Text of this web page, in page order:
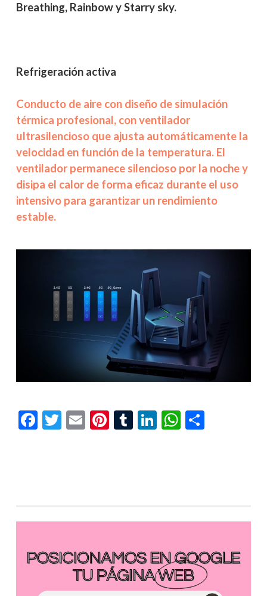
Breathing, Rainbow y Starry sky.
Refrigeración activa
Conducto de aire con diseño de simulación
térmica profesional, con ventilador
ultrasilencioso que ajusta automáticamente la
velocidad en función de la temperatura. El
ventilador permanece silencioso por la noche y
disipa el calor de forma eficaz durante el uso
intensivo para garantizar un rendimiento
estable.
Facebook
Twitter
EmailPinterest
Tumblr
LinkedIn
vídeo